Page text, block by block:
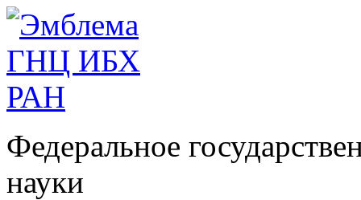
Федеральное
науки